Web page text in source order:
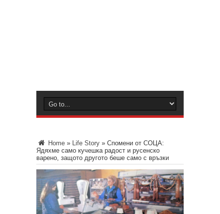
Home » Life Story » Спомени от СОЦА:
Ядяхме само кучешка радост и русенско
варено, защото другото беше само с връзки